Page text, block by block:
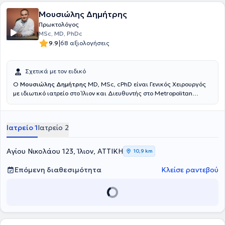
επεμβατικών τεχνικών, καθώς και της European Association for
Endoscopic Surgery.
Μουσιώλης Δημήτρης
Πρωκτολόγος
MSc, MD, PhDc
9.9|68 αξιολογήσεις
Σχετικά με τον ειδικό
Ο Μουσιώλης Δημήτρης MD, MSc, cPhD είναι Γενικός Χειρουργός
με ιδιωτικό ιατρείο στο Ίλιον και Διευθυντής στο Metropolitan
Γενικής Χειρουργικής από το Γενικό Νοσοκομείο Αθηνών "Ελπίς".
- Χοληφόρων - Παγκρέατος από το Τμήμα Ιατρικής του Δημοκρίτειου
Πανεπιστημίου Θράκης και κάτοχος Διπλώματος από την Ελληνική
Σχολή Μαστολογίας. Επιπλέον, έχει λάβει ειδική εκπαίδευση για
την καρδιοπνευμονική αναζωογόνηση ενηλίκων, τη χειρουργική
παχυσαρκία, την αγγειακή προσπέλαση, τη βιοψία του λεμφαδένα
φρουρού, αλλά και στη Λαπαροσκοπική & Ρομποτική Γενική
περιπρωκτικών παθήσεων και έχει λάβει ειδική εκπαίδευση στην
ραγάδων,κονδυλωμάτων) με τη χρήση ειδικών χειρουργικών laser
Ιατρείο 1Ιατρείο 2
Αγίου Νικολάου 123, Ίλιον, ΑΤΤΙΚΗ 10,9 km
Επόμενη διαθεσιμότητα Κλείσε ραντεβού